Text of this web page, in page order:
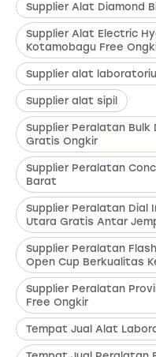
Supplier Alat Diamond
Supplier Alat Electric
Kotamobagu Free
Supplier alat
Supplier alat sipil
Supplier Peralatan
Gratis Ongkir
Supplier Peralatan
Barat
Supplier Peralatan Dial
Utara Gratis Antar
Supplier Peralatan
Open Cup Berkualitas
Supplier Peralatan
Free Ongkir
Tempat Jual Alat